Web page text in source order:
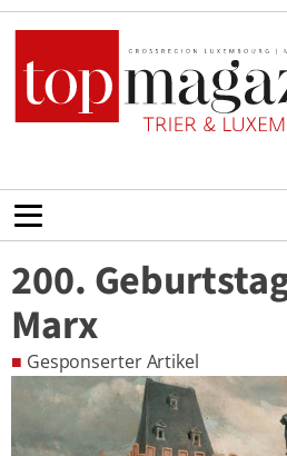
200.
Marx
■ Gesponserter Artikel